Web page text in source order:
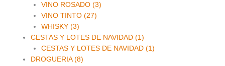
VINO ROSADO (3)
VINO TINTO (27)
WHISKY (3)
CESTAS Y LOTES DE NAVIDAD (1)
CESTAS Y LOTES DE NAVIDAD (1)
DROGUERIA (8)